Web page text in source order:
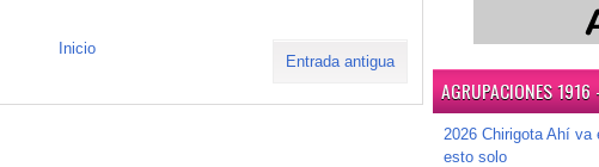
Entrada antigua
Inicio
AGRUPACIONES
2026 Chirigota Ahí va
esto solo